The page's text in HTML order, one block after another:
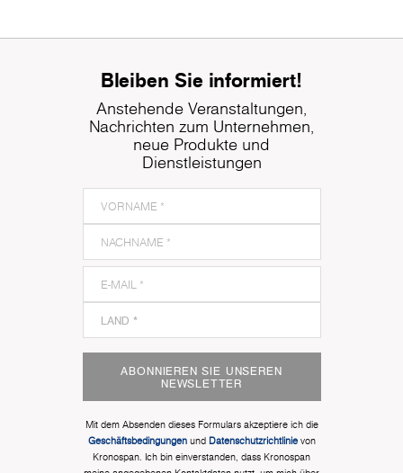
Bleiben Sie informiert!
Anstehende Veranstaltungen,
Nachrichten zum Unternehmen,
neue Produkte und
Dienstleistungen
ABONNIEREN SIE UNSEREN
NEWSLETTER
Mit dem Absenden dieses Formulars akzeptiere ich die
Geschäftsbedingungenund Datenschutzrichtlinievon
Kronospan. Ich bin einverstanden, dass Kronospan